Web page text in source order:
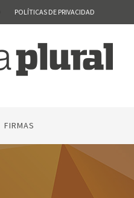
POLÍTICAS DE PRIVACIDAD
FIRMAS